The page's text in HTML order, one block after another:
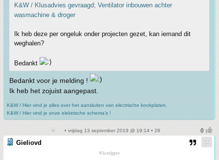
K&W / Klusadvies gevraagd; Ventilator inbouwen achter
wasmachine & droger
Ik heb deze per ongeluk onder projecten gezet, kan iemand dit
weghalen?
Bedankt
Bedankt voor je melding !
Ik heb het zojuist aangepast.
K&W / Hier vind je alles over het aansluiten van electrische kookplaten.
K&W / Hier vind je onze elektrische schema's !
• vrijdag 13 september 2019 @ 19:14 • 28
Gieliovd
Klustijger